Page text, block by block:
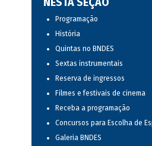
NESTA SEÇÃO
Programação
História
Quintas no BNDES
Sextas instrumentais
Reserva de ingressos
Filmes e festivais de cinema
Receba a programação
Concursos para Escolha de
Galeria BNDES